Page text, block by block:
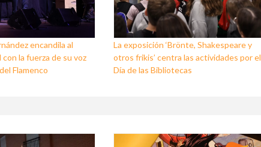
encandila al
la fuerza de su voz
Flamenco
La exposición ‘Brönte, Shakespeare y
otros frikis’ centra las actividades por el
Día de las Bibliotecas